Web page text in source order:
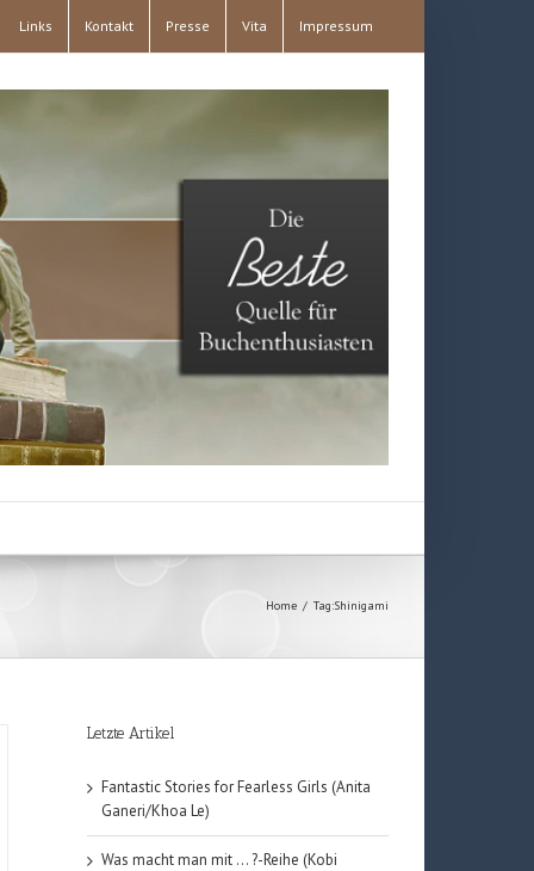
Links Kontakt Presse Vita Impressum
Home / Tag:Shinigami
Letzte Artikel
Fantastic Stories for Fearless Girls (Anita
Ganeri/Khoa Le)
Was macht man mit … ?-Reihe (Kobi